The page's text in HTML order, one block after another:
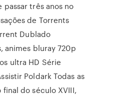
três anos no
de Torrents
Dublado
animes bluray 720p
ultra HD Série
Poldark Todas as
do século XVIII,